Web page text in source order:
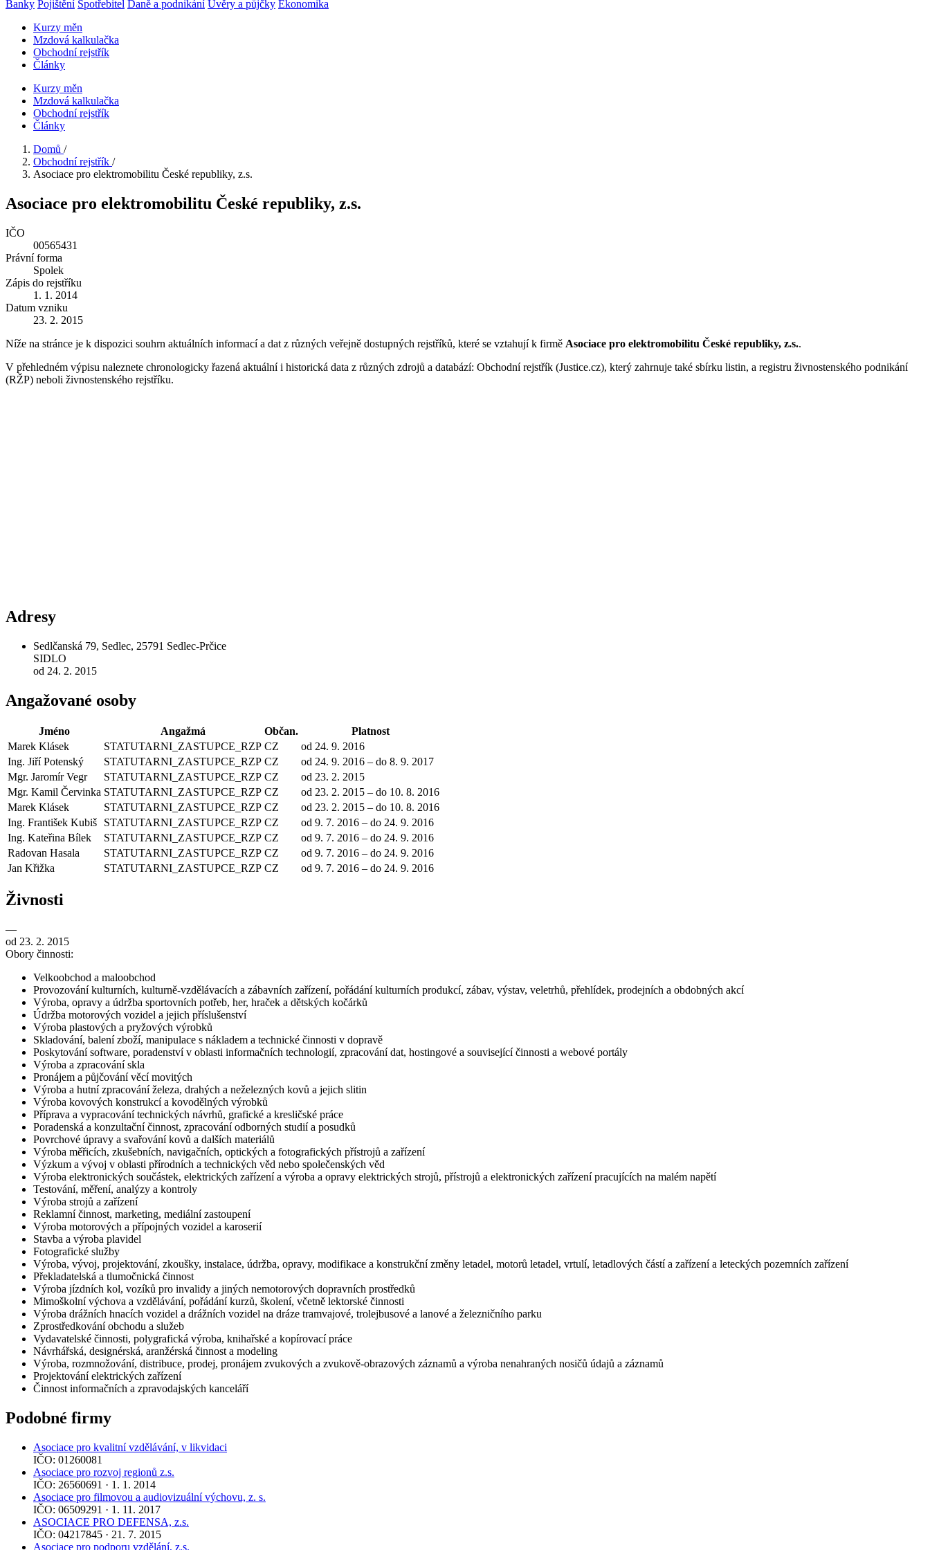
Banky Pojištění Spotřebitel Daně a podnikání Úvěry a půjčky Ekonomika
Kurzy měn
Mzdová kalkulačka
Obchodní rejstřík
Články
Kurzy měn
Mzdová kalkulačka
Obchodní rejstřík
Články
Domů /
Obchodní rejstřík /
Asociace pro elektromobilitu České republiky, z.s.
Asociace pro elektromobilitu České republiky, z.s.
IČO
00565431
Právní forma
Spolek
Zápis do rejstříku
1. 1. 2014
Datum vzniku
23. 2. 2015
Níže na stránce je k dispozici souhrn aktuálních informací a dat z různých veřejně dostupných rejstříků, které se vztahují k firmě Asociace pro elektromobilitu České republiky, z.s..
V přehledném výpisu naleznete chronologicky řazená aktuální i historická data z různých zdrojů a databází: Obchodní rejstřík (Justice.cz), který zahrnuje také sbírku listin, a registru živnostenského podnikání
(RŽP) neboli živnostenského rejstříku.
Adresy
Sedlčanská 79, Sedlec, 25791 Sedlec-Prčice
SIDLO
od 24. 2. 2015
Angažované osoby
Jméno Angažmá Občan.
Platnost
Marek Klásek
STATUTARNI_ZASTUPCE_RZP CZ
od 24. 9. 2016
Ing. Jiří Potenský
STATUTARNI_ZASTUPCE_RZP CZ
od 24. 9. 2016 – do 8. 9. 2017
Mgr. Jaromír Vegr
STATUTARNI_ZASTUPCE_RZP CZ
od 23. 2. 2015
Mgr. Kamil Červinka STATUTARNI_ZASTUPCE_RZP CZ
od 23. 2. 2015 – do 10. 8. 2016
Marek Klásek
STATUTARNI_ZASTUPCE_RZP CZ
od 23. 2. 2015 – do 10. 8. 2016
Ing. František Kubiš
STATUTARNI_ZASTUPCE_RZP CZ
od 9. 7. 2016 – do 24. 9. 2016
Ing. Kateřina Bílek
STATUTARNI_ZASTUPCE_RZP CZ
od 9. 7. 2016 – do 24. 9. 2016
Radovan Hasala
STATUTARNI_ZASTUPCE_RZP CZ
od 9. 7. 2016 – do 24. 9. 2016
Jan Křižka
STATUTARNI_ZASTUPCE_RZP CZ od 9. 7. 2016 – do 24. 9. 2016
Živnosti
—
od 23. 2. 2015
Obory činnosti:
Velkoobchod a maloobchod
Provozování kulturních, kulturně-vzdělávacích a zábavních zařízení, pořádání kulturních produkcí, zábav, výstav, veletrhů, přehlídek, prodejních a obdobných akcí
Výroba, opravy a údržba sportovních potřeb, her, hraček a dětských kočárků
Údržba motorových vozidel a jejich příslušenství
Výroba plastových a pryžových výrobků
Skladování, balení zboží, manipulace s nákladem a technické činnosti v dopravě
Poskytování software, poradenství v oblasti informačních technologií, zpracování dat, hostingové a související činnosti a webové portály
Výroba a zpracování skla
Pronájem a půjčování věcí movitých
Výroba a hutní zpracování železa, drahých a neželezných kovů a jejich slitin
Výroba kovových konstrukcí a kovodělných výrobků
Příprava a vypracování technických návrhů, grafické a kresličské práce
Poradenská a konzultační činnost, zpracování odborných studií a posudků
Povrchové úpravy a svařování kovů a dalších materiálů
Výroba měřicích, zkušebních, navigačních, optických a fotografických přístrojů a zařízení
Výzkum a vývoj v oblasti přírodních a technických věd nebo společenských věd
Výroba elektronických součástek, elektrických zařízení a výroba a opravy elektrických strojů, přístrojů a elektronických zařízení pracujících na malém napětí
Testování, měření, analýzy a kontroly
Výroba strojů a zařízení
Reklamní činnost, marketing, mediální zastoupení
Výroba motorových a přípojných vozidel a karoserií
Stavba a výroba plavidel
Fotografické služby
Výroba, vývoj, projektování, zkoušky, instalace, údržba, opravy, modifikace a konstrukční změny letadel, motorů letadel, vrtulí, letadlových částí a zařízení a leteckých pozemních zařízení
Překladatelská a tlumočnická činnost
Výroba jízdních kol, vozíků pro invalidy a jiných nemotorových dopravních prostředků
Mimoškolní výchova a vzdělávání, pořádání kurzů, školení, včetně lektorské činnosti
Výroba drážních hnacích vozidel a drážních vozidel na dráze tramvajové, trolejbusové a lanové a železničního parku
Zprostředkování obchodu a služeb
Vydavatelské činnosti, polygrafická výroba, knihařské a kopírovací práce
Návrhářská, designérská, aranžérská činnost a modeling
Výroba, rozmnožování, distribuce, prodej, pronájem zvukových a zvukově-obrazových záznamů a výroba nenahraných nosičů údajů a záznamů
Projektování elektrických zařízení
Činnost informačních a zpravodajských kanceláří
Podobné firmy
Asociace pro kvalitní vzdělávání, v likvidaci
IČO: 01260081
Asociace pro rozvoj regionů z.s.
IČO: 26560691 · 1. 1. 2014
Asociace pro filmovou a audiovizuální výchovu, z. s.
IČO: 06509291 · 1. 11. 2017
ASOCIACE PRO DEFENSA, z.s.
IČO: 04217845 · 21. 7. 2015
Asociace pro podporu vzdělání, z.s.